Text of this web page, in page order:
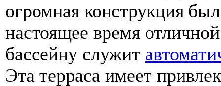
огромная конструкция
настоящее время
бассейну служит
Эта терраса имеет